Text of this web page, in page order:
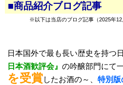
■商品紹介ブログ記事
※以下は当店のブログ記事（2025年
日本国外で最も長い歴史を持つ
日本酒歓評会』 の吟醸部門にて
を受賞したお酒の～、 特別版